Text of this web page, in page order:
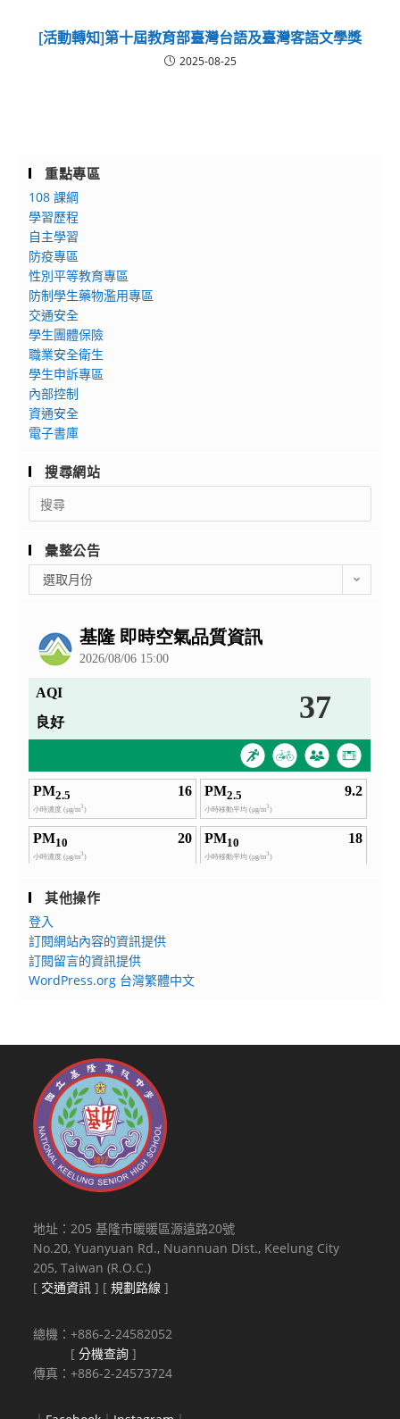
[活動轉知]第十屆教育部臺灣台語及臺灣客語文學獎
2025-08-25
重點專區
108 課綱
學習歷程
自主學習
防疫專區
性別平等教育專區
防制學生藥物濫用專區
交通安全
學生團體保險
職業安全衛生
學生申訴專區
內部控制
資通安全
電子書庫
搜尋網站
Search
for:
彙整公告
整
選取月份
其他操作
登入
訂閱網站內容的資訊提供
訂閱留言的資訊提供
WordPress.org 台灣繁體中文
地址：205 基隆市暖暖區源遠路20號
No.20, Yuanyuan Rd., Nuannuan Dist., Keelung City
205, Taiwan (R.O.C.)
[ 交通資訊 ] [規劃路線 ]
總機：+886-2-24582052
[分機查詢 ]
傳真：+886-2-24573724